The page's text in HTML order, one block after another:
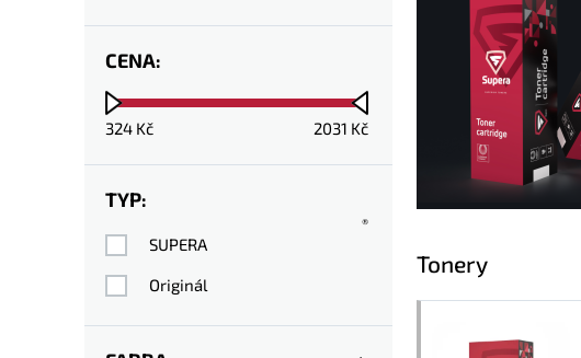
CENA:
324 Kč 2031 Kč
TYP:
SUPERA
®
Originál
Tonery